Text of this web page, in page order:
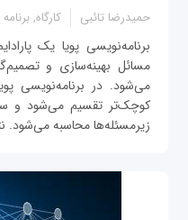
حمیدرضا تائبی کارگاه,
برنامه‌نویسی پویا یک
مسائل بهینه‌سازی و
می‌شود. در برنامه‌نویسی
کوچک‌تر تقسیم می‌شود و
زیرمسئله‌ها محاسبه می‌شود.